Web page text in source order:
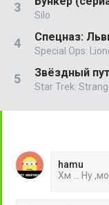
Silo
Спецназ:
Special Ops:
Звёздный
Star Trek:
hamu
Хм ... Ну